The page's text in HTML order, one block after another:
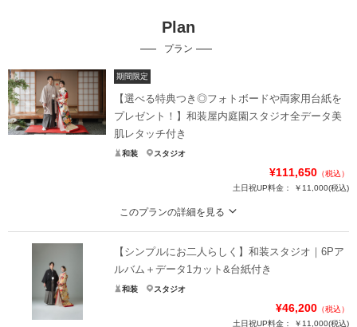
Plan
プラン
期間限定
【選べる特典つき◎フォトボードや両家用台紙を
プレゼント！】和装屋内庭園スタジオ全データ美
肌レタッチ付き
和装 スタジオ
¥111,650 （税込）
土日祝UP料金：
￥11,000(税込)
このプランの詳細を見る
庭園のような貸切スタジオで本格和装を撮影できる！
フォトボードやご両家様へのプレゼント、私服カット
その他割引などお得な10大特典をご用意！
縁側や茶室、ハートの猪目窓など屋内和庭園の魅力を詰め込んだスタジオで
【シンプルにお二人らしく】和装スタジオ｜6Pア
ルバム＋データ1カット&台紙付き
和装 スタジオ
¥46,200 （税込）
土日祝UP料金：
￥11,000(税込)